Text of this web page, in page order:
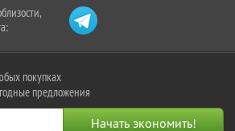
покупках
предложения